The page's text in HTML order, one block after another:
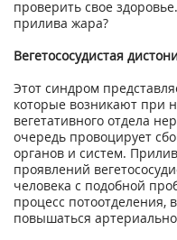
проверить свое
прилива жара?
Вегетососудистая
Этот синдром
которые возникают при
вегетативного отдела
очередь провоцирует
органов и систем.
проявлений
человека с подобной
процесс потоотделения,
повышаться